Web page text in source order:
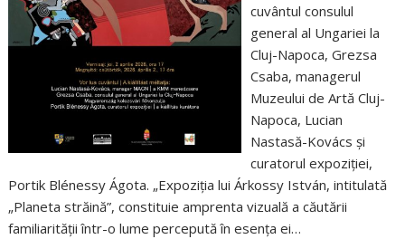
cuvântul consulul
general al Ungariei la
Cluj-Napoca, Grezsa
Csaba, managerul
Muzeului de Artă Cluj-
Napoca, Lucian
Nastasă-Kovács și
curatorul expoziției,
Portik Blénessy Ágota. „Expoziția lui Árkossy István, intitulată
„Planeta străină”, constituie amprenta vizuală a căutării
familiarității într-o lume percepută în esența ei…